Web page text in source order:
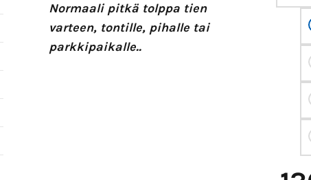
Normaali pitkä tolppa tien
varteen, tontille, pihalle tai
parkkipaikalle..